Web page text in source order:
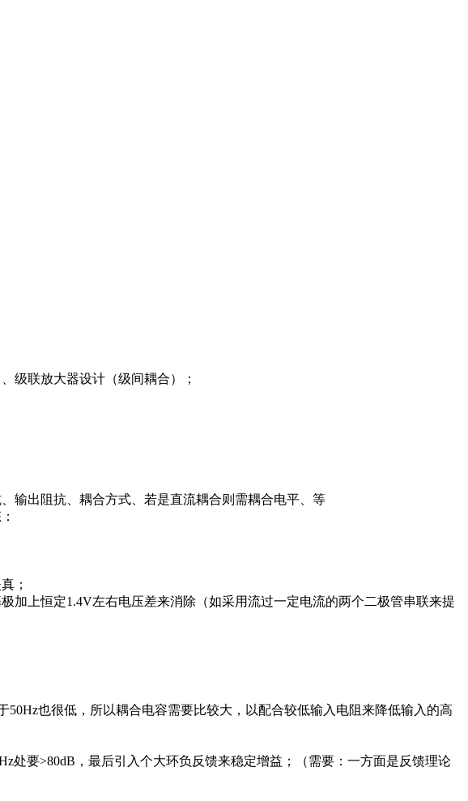
级联放大器设计（级间耦合）；
输出阻抗、耦合方式、若是直流耦合则需耦合电平、等
；
加上恒定1.4V左右电压差来消除（如采用流过一定电流的两个二极管串联来提
也很低，所以耦合电容需要比较大，以配合较低输入电阻来降低输入的高
处要>80dB，最后引入个大环负反馈来稳定增益；（需要：一方面是反馈理论